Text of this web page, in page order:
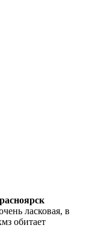
ласковая, в
обитает